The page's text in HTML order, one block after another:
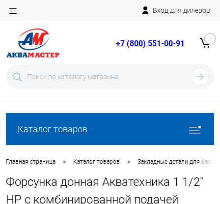
Вход для дилеров
+7 (800) 551-00-91 0
Каталог товаров
Главная страница • Каталог товаров • Закладные детали для
Форсунка донная Акватехника 1 1/2"
НР с комбинированной подачей